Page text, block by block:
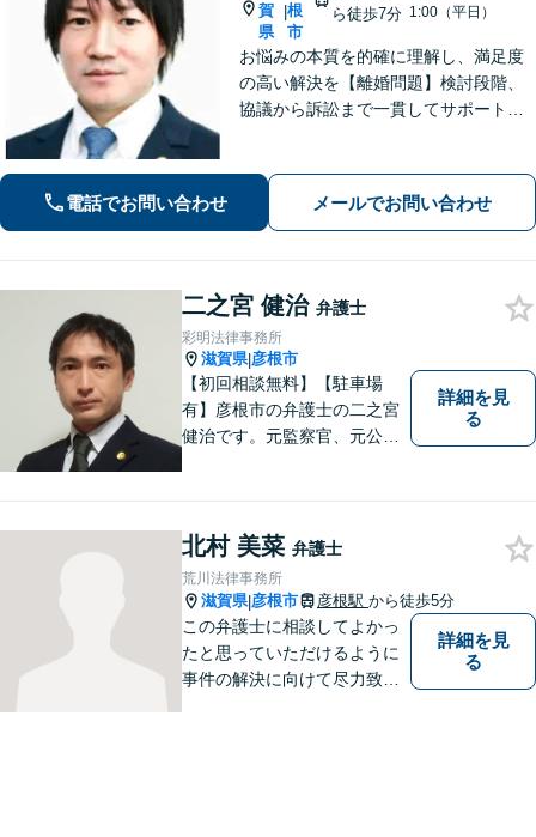
賀
県
|根
市
ら徒歩7分 1:00（平日）
お悩みの本質を的確に理解し、満足度
の高い解決を【離婚問題】検討段階、
協議から訴訟まで一貫してサポート
求など幅広く対応【オンライン面談】
【彦根駅7分】
電話でお問い合わせ メールでお問い合わせ
二之宮 健治 弁護士
彩明法律事務所
滋賀県|彦根市
【初回相談無料】【駐車場
有】彦根市の弁護士の二之宮
健治です。元監察官、元公務
詳細を見
る
北村 美菜 弁護士
荒川法律事務所
滋賀県|彦根市 彦根駅 から徒歩5分
この弁護士に相談してよかっ
たと思っていただけるように
事件の解決に向けて尽力致し
詳細を見
る